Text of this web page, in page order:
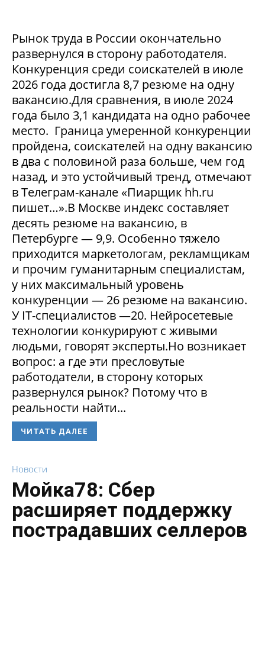
Рынок труда в России окончательно
развернулся в сторону работодателя.
Конкуренция среди соискателей в июле
2026 года достигла 8,7 резюме на одну
вакансию.Для сравнения, в июле 2024
года было 3,1 кандидата на одно рабочее
место. Граница умеренной конкуренции
пройдена, соискателей на одну вакансию
в два с половиной раза больше, чем год
назад, и это устойчивый тренд, отмечают
в Телеграм-канале «Пиарщик hh.ru
пишет…».В Москве индекс составляет
десять резюме на вакансию, в
Петербурге — 9,9. Особенно тяжело
приходится маркетологам, рекламщикам
и прочим гуманитарным специалистам,
у них максимальный уровень
конкуренции — 26 резюме на вакансию.
У IT-специалистов —20. Нейросетевые
технологии конкурируют с живыми
людьми, говорят эксперты.Но возникает
вопрос: а где эти пресловутые
работодатели, в сторону которых
развернулся рынок? Потому что в
реальности найти...
ЧИТАТЬ ДАЛЕЕ
Новости
Мойка78: Сбер
расширяет поддержку
пострадавших селлеров